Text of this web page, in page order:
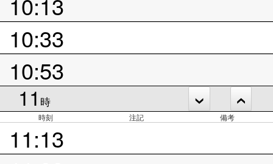
10:33
10:53
11 時
時刻 注記 備考
11:13